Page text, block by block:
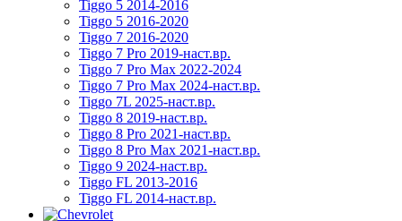
Tiggo 5 2014-2016
Tiggo 5 2016-2020
Tiggo 7 2016-2020
Tiggo 7 Pro 2019-наст.вр.
Tiggo 7 Pro Max 2022-2024
Tiggo 7 Pro Max 2024-наст.вр.
Tiggo 7L 2025-наст.вр.
Tiggo 8 2019-наст.вр.
Tiggo 8 Pro 2021-наст.вр.
Tiggo 8 Pro Max 2021-наст.вр.
Tiggo 9 2024-наст.вр.
Tiggo FL 2013-2016
Tiggo FL 2014-наст.вр.